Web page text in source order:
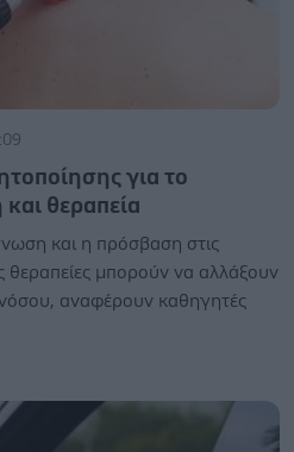
για το
θεραπεία
και η πρόσβαση στις
θεραπείες μπορούν να αλλάξουν
νόσου, αναφέρουν καθηγητές